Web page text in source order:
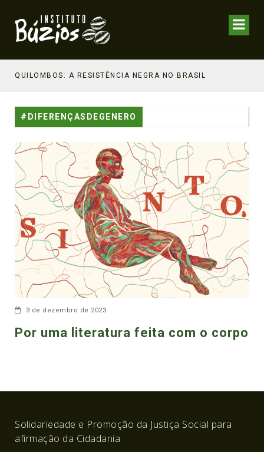
QUILOMBOS: A RESISTÊNCIA NEGRA NO BRASIL
#DIFERENÇASDEGENERO
3 de dezembro de 2023
Por uma literatura feita com o corpo
Solidariedade e Promoção da Justiça Social para
afirmação da Cidadania